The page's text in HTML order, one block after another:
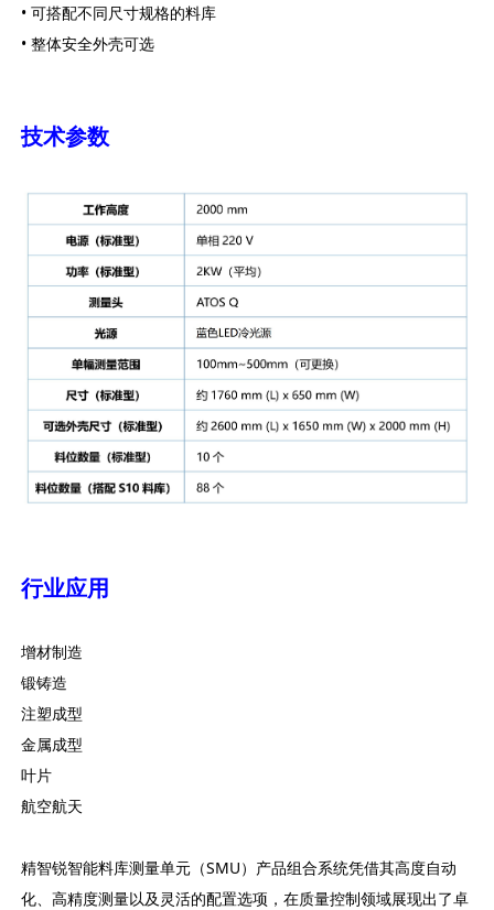
• 可搭配不同尺寸规格的料库
• 整体安全外壳可选
技术参数
行业应用
增材制造
锻铸造
注塑成型
金属成型
叶片
航空航天
精智锐智能料库测量单元（SMU）产品组合系统凭借其高度自动
化、高精度测量以及灵活的配置选项，在质量控制领域展现出了卓